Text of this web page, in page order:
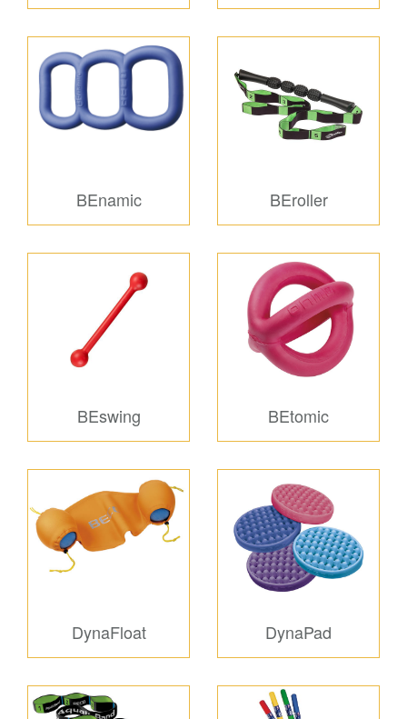
BEnamic BEroller
BEswing BEtomic
DynaFloat DynaPad